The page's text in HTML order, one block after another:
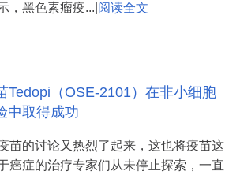
，黑色素瘤疫...| 阅读全文
Tedopi（OSE-2101）在非小细胞
中取得成功
苗的讨论又热烈了起来，这也将疫苗这
癌症的治疗专家们从未停止探索，一直